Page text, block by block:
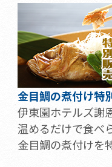
金目鯛の煮付け特
伊東園ホテルズ謝
温めるだけで食べ
金目鯛の煮付けを